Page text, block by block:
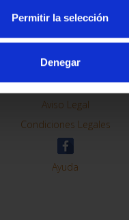
Permitir la selección
Denegar
Contacto
Preguntas Frequentes (FAQs)
Aviso Legal
Condiciones Legales
Ayuda